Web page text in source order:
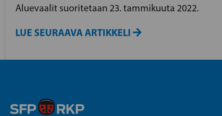
Aluevaalit suoritetaan 23. tammikuuta 2022.
LUE SEURAAVA ARTIKKELI